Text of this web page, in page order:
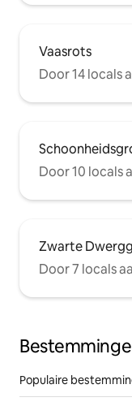
Vaasrots
Door 14 locals
Door 10 locals
Zwarte
Door 7 locals
Populaire